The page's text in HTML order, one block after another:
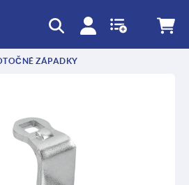
ZÁPADKY